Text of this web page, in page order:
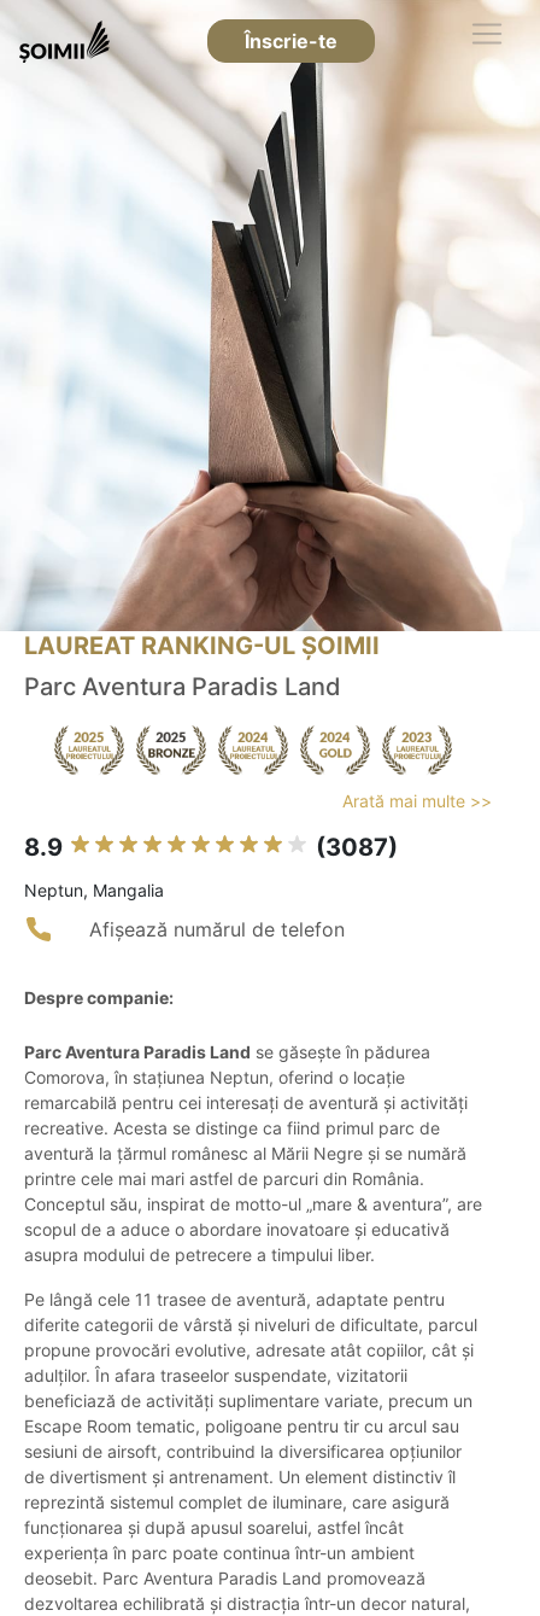
Înscrie-te
LAUREAT RANKING-UL ȘOIMII
Parc Aventura Paradis Land
Arată mai multe >>
8.9 (3087)
Neptun, Mangalia
Afișează numărul de telefon
Despre companie:
Parc Aventura Paradis Land se găsește în pădurea
Comorova, în stațiunea Neptun, oferind o locație
remarcabilă pentru cei interesați de aventură și activități
recreative. Acesta se distinge ca fiind primul parc de
aventură la țărmul românesc al Mării Negre și se numără
printre cele mai mari astfel de parcuri din România.
Conceptul său, inspirat de motto-ul „mare & aventura”, are
scopul de a aduce o abordare inovatoare și educativă
asupra modului de petrecere a timpului liber.
Pe lângă cele 11 trasee de aventură, adaptate pentru
diferite categorii de vârstă și niveluri de dificultate, parcul
propune provocări evolutive, adresate atât copiilor, cât și
adulților. În afara traseelor suspendate, vizitatorii
beneficiază de activități suplimentare variate, precum un
Escape Room tematic, poligoane pentru tir cu arcul sau
sesiuni de airsoft, contribuind la diversificarea opțiunilor
de divertisment și antrenament. Un element distinctiv îl
reprezintă sistemul complet de iluminare, care asigură
funcționarea și după apusul soarelui, astfel încât
experiența în parc poate continua într-un ambient
deosebit. Parc Aventura Paradis Land promovează
dezvoltarea echilibrată și distracția într-un decor natural,